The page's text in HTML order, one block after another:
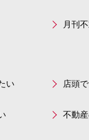
月刊
い 店頭
不動